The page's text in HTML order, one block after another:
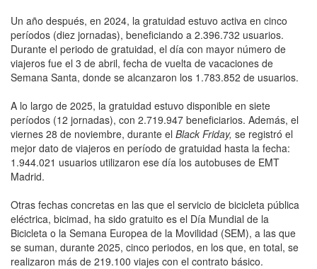
Un año después, en 2024, la gratuidad estuvo activa en cinco
períodos (diez jornadas), beneficiando a 2.396.732 usuarios.
Durante el periodo de gratuidad, el día con mayor número de
viajeros fue el 3 de abril, fecha de vuelta de vacaciones de
Semana Santa, donde se alcanzaron los 1.783.852 de usuarios.
A lo largo de 2025, la gratuidad estuvo disponible en siete
períodos (12 jornadas), con 2.719.947 beneficiarios. Además, el
viernes 28 de noviembre, durante el Black Friday, se registró el
mejor dato de viajeros en período de gratuidad hasta la fecha:
1.944.021 usuarios utilizaron ese día los autobuses de EMT
Madrid.
Otras fechas concretas en las que el servicio de bicicleta pública
eléctrica, bicimad, ha sido gratuito es el Día Mundial de la
Bicicleta o la Semana Europea de la Movilidad (SEM), a las que
se suman, durante 2025, cinco periodos, en los que, en total, se
realizaron más de 219.100 viajes con el contrato básico.